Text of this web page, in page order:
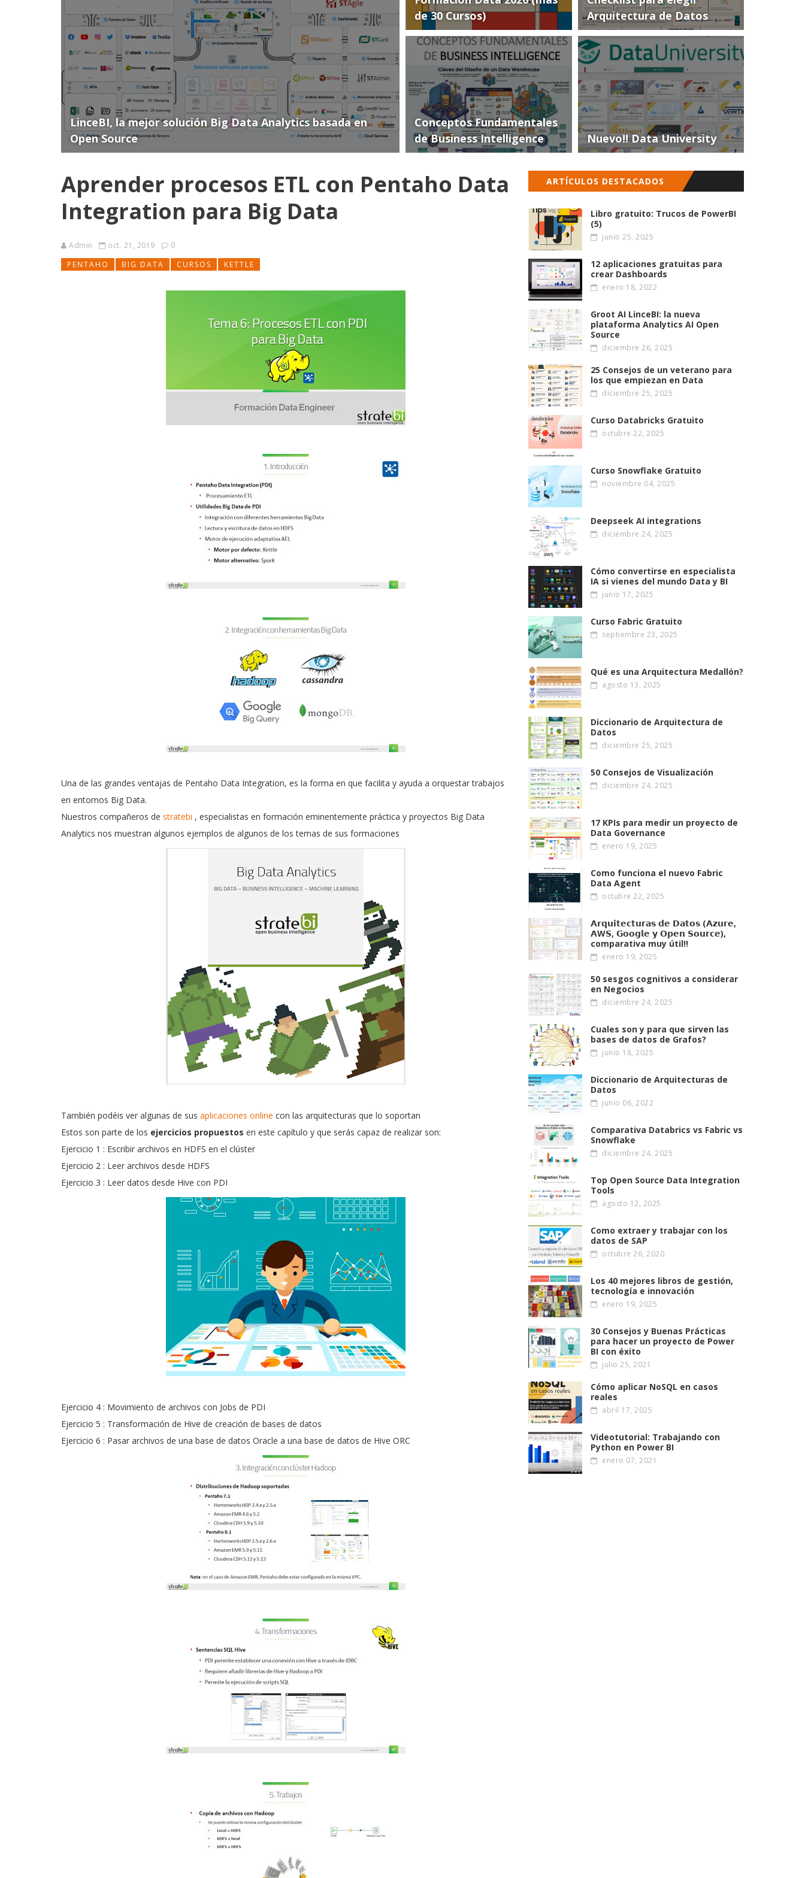
LinceBI, la mejor solución Big Data Analytics basada en
Open Source
de 30 Cursos)
Arquitectura de Datos
Conceptos Fundamentales
de Business Intelligence
Nuevo!! Data University
Aprender procesos ETL con Pentaho Data
Integration para Big Data
Admin oct. 21, 2019
0
PENTAHO
BIG DATA CURSOS KETTLE
Una de las grandes ventajas de Pentaho Data Integration, es la forma en que facilita y ayuda a orquestar trabajos
en entornos Big Data.
Nuestros compañeros de stratebi , especialistas en formación eminentemente práctica y proyectos Big Data
Analytics nos muestran algunos ejemplos de algunos de los temas de sus formaciones
También podéis ver algunas de sus aplicaciones online con las arquitecturas que lo soportan
Estos son parte de los ejercicios propuestos en este capítulo y que serás capaz de realizar son:
Ejercicio 1 : Escribir archivos en HDFS en el clúster
Ejercicio 2 : Leer archivos desde HDFS
Ejercicio 3 : Leer datos desde Hive con PDI
Ejercicio 4 : Movimiento de archivos con Jobs de PDI
Ejercicio 5 : Transformación de Hive de creación de bases de datos
Ejercicio 6 : Pasar archivos de una base de datos Oracle a una base de datos de Hive ORC
ARTÍCULOS DESTACADOS
Libro gratuito: Trucos de PowerBI
(5)
junio 25, 2025
12 aplicaciones gratuitas para
crear Dashboards
enero 18, 2022
Groot AI LinceBI: la nueva
plataforma Analytics AI Open
Source
diciembre 26, 2025
25 Consejos de un veterano para
los que empiezan en Data
diciembre 25, 2025
Curso Databricks Gratuito
octubre 22, 2025
Curso Snowflake Gratuito
noviembre 04, 2025
Deepseek AI integrations
diciembre 24, 2025
Cómo convertirse en especialista
IA si vienes del mundo Data y BI
junio 17, 2025
Curso Fabric Gratuito
septiembre 23, 2025
Qué es una Arquitectura Medallón?
agosto 13, 2025
Diccionario de Arquitectura de
Datos
diciembre 25, 2025
50 Consejos de Visualización
diciembre 24, 2025
17 KPIs para medir un proyecto de
Data Governance
enero 19, 2025
Como funciona el nuevo Fabric
Data Agent
octubre 22, 2025
𝗔𝗿𝗾𝘂𝗶𝘁𝗲𝗰𝘁𝘂𝗿𝗮𝘀 𝗱𝗲 𝗗𝗮𝘁𝗼𝘀 (𝗔𝘇𝘂𝗿𝗲,
𝗔W𝗦, 𝗚𝗼𝗼𝗴𝗹𝗲 𝘆 𝗢𝗽𝗲𝗻 𝗦𝗼𝘂𝗿𝗰𝗲),
comparativa muy útil!!
enero 19, 2025
50 sesgos cognitivos a considerar
en Negocios
diciembre 24, 2025
Cuales son y para que sirven las
bases de datos de Grafos?
junio 18, 2025
Diccionario de Arquitecturas de
Datos
junio 06, 2022
Comparativa Databrics vs Fabric vs
Snowflake
diciembre 24, 2025
Top Open Source Data Integration
Tools
agosto 12, 2025
Como extraer y trabajar con los
datos de SAP
octubre 26, 2020
Los 40 mejores libros de gestión,
tecnología e innovación
enero 19, 2025
30 Consejos y Buenas Prácticas
para hacer un proyecto de Power
BI con éxito
julio 25, 2021
Cómo aplicar NoSQL en casos
reales
abril 17, 2025
Videotutorial: Trabajando con
Python en Power BI
enero 07, 2021